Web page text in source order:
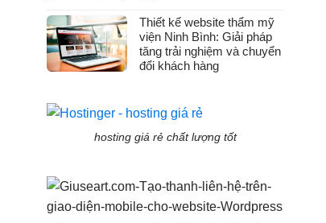
Thiết kế website thẩm mỹ
viện Ninh Bình: Giải pháp
tăng trải nghiệm và chuyển
đổi khách hàng
hosting giá rẻ chất lượng tốt